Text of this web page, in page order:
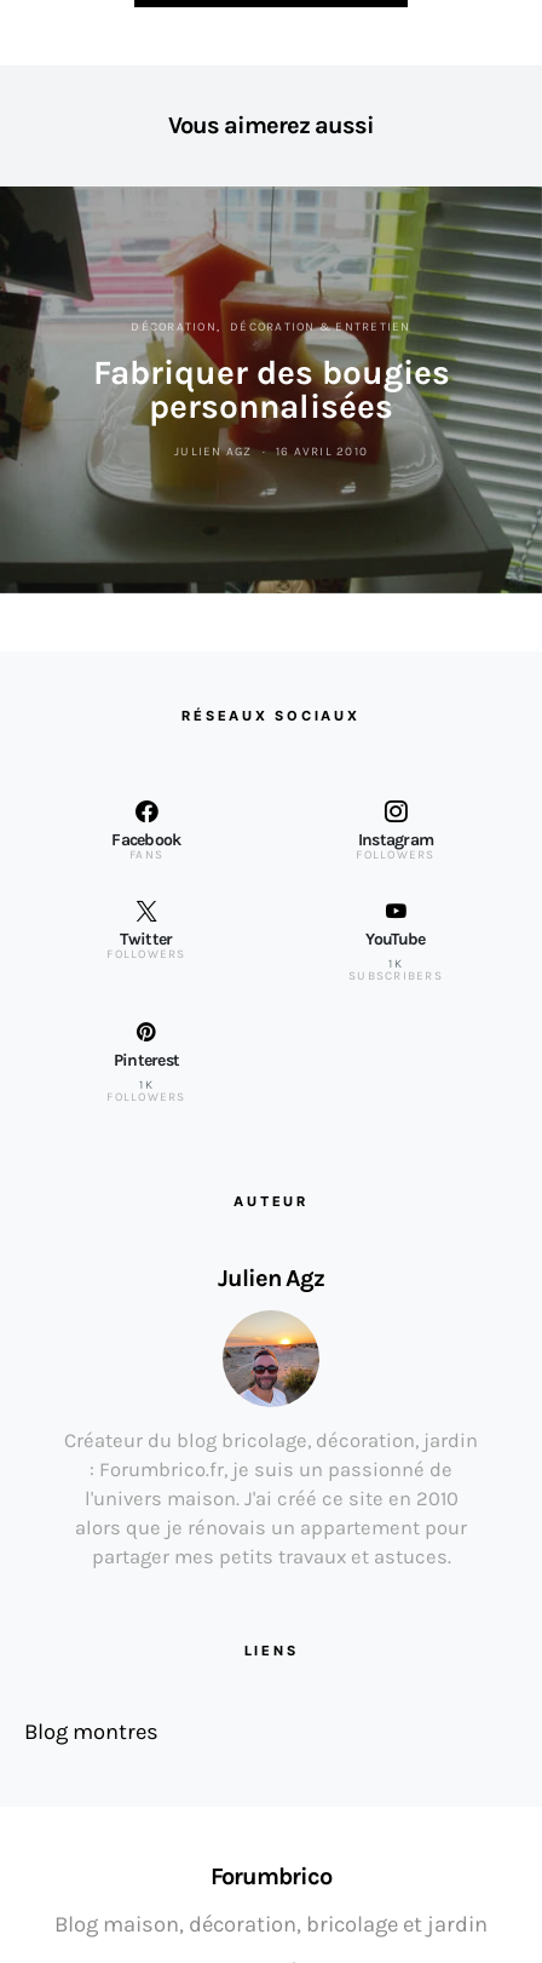
Vous aimerez aussi
DÉCORATION DÉCORATION & ENTRETIEN
Fabriquer des bougies
personnalisées
JULIEN AGZ 16 AVRIL 2010
RÉSEAUX SOCIAUX
Facebook
FANS
Instagram
FOLLOWERS
Twitter
FOLLOWERS
YouTube
1K
SUBSCRIBERS
Pinterest
1K
FOLLOWERS
AUTEUR
Julien Agz
Créateur du blog bricolage, décoration, jardin
: Forumbrico.fr, je suis un passionné de
l'univers maison. J'ai créé ce site en 2010
alors que je rénovais un appartement pour
partager mes petits travaux et astuces.
LIENS
Blog montres
Forumbrico
Blog maison, décoration, bricolage et jardin